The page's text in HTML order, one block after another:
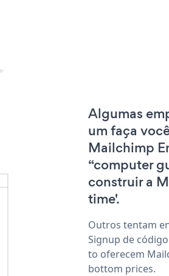
Algumas
um faça
Mailchimp
“computer
construir a
time'.
Outros tentam
Signup de
to oferecem
bottom prices.